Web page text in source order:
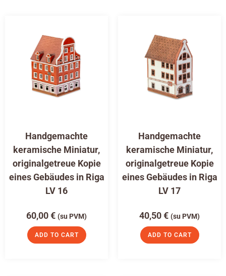
Handgemachte
keramische Miniatur,
originalgetreue Kopie
eines Gebäudes in Riga
LV 16
60,00€ (su PVM)
ADD TO CART
Handgemachte
keramische Miniatur,
originalgetreue Kopie
eines Gebäudes in Riga
LV 17
40,50€ (su PVM)
ADD TO CART